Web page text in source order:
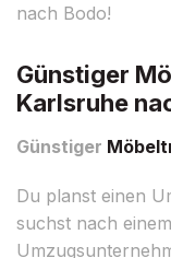
nach Bodo!
Günstiger
Karlsruhe
Günstiger
Du planst einen
suchst nach